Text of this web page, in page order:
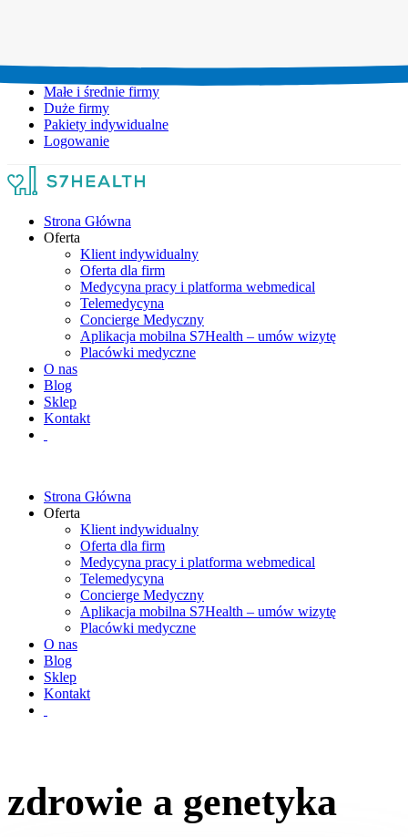
Małe i średnie firmy
Duże firmy
Pakiety indywidualne
Logowanie
Strona Główna
Oferta
Klient indywidualny
Oferta dla firm
Medycyna pracy i platforma webmedical
Telemedycyna
Concierge Medyczny
Aplikacja mobilna S7Health – umów wizytę
Placówki medyczne
O nas
Blog
Sklep
Kontakt
Strona Główna
Oferta
Klient indywidualny
Oferta dla firm
Medycyna pracy i platforma webmedical
Telemedycyna
Concierge Medyczny
Aplikacja mobilna S7Health – umów wizytę
Placówki medyczne
O nas
Blog
Sklep
Kontakt
zdrowie a genetyka